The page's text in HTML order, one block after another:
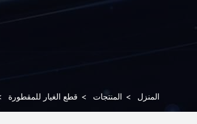
المنزل > المنتجات > قطع الغيار للمقطورة